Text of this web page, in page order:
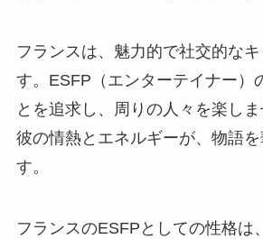
フランスは、魅力的で社交的な
す。ESFP（エンターテイナー）
とを追求し、周りの人々を楽しま
彼の情熱とエネルギーが、物語を
す。
フランスのESFPとしての性格は